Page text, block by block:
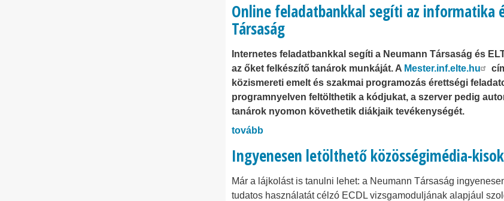
Online feladatbankkal segíti az informatika
Társaság
Internetes feladatbankkal segíti a Neumann Társaság és
az őket felkészítő tanárok munkáját. A Mester.inf.elte.hu
közismereti emelt és szakmai programozás érettségi
programnyelven feltölthetik a kódjukat, a szerver pedig
tanárok nyomon követhetik diákjaik tevékenységét.
tovább
Ingyenesen letölthető közösségimédia-
Már a lájkolást is tanulni lehet: a Neumann Társaság
tudatos használatát célzó ECDL vizsgamoduljának alapjául